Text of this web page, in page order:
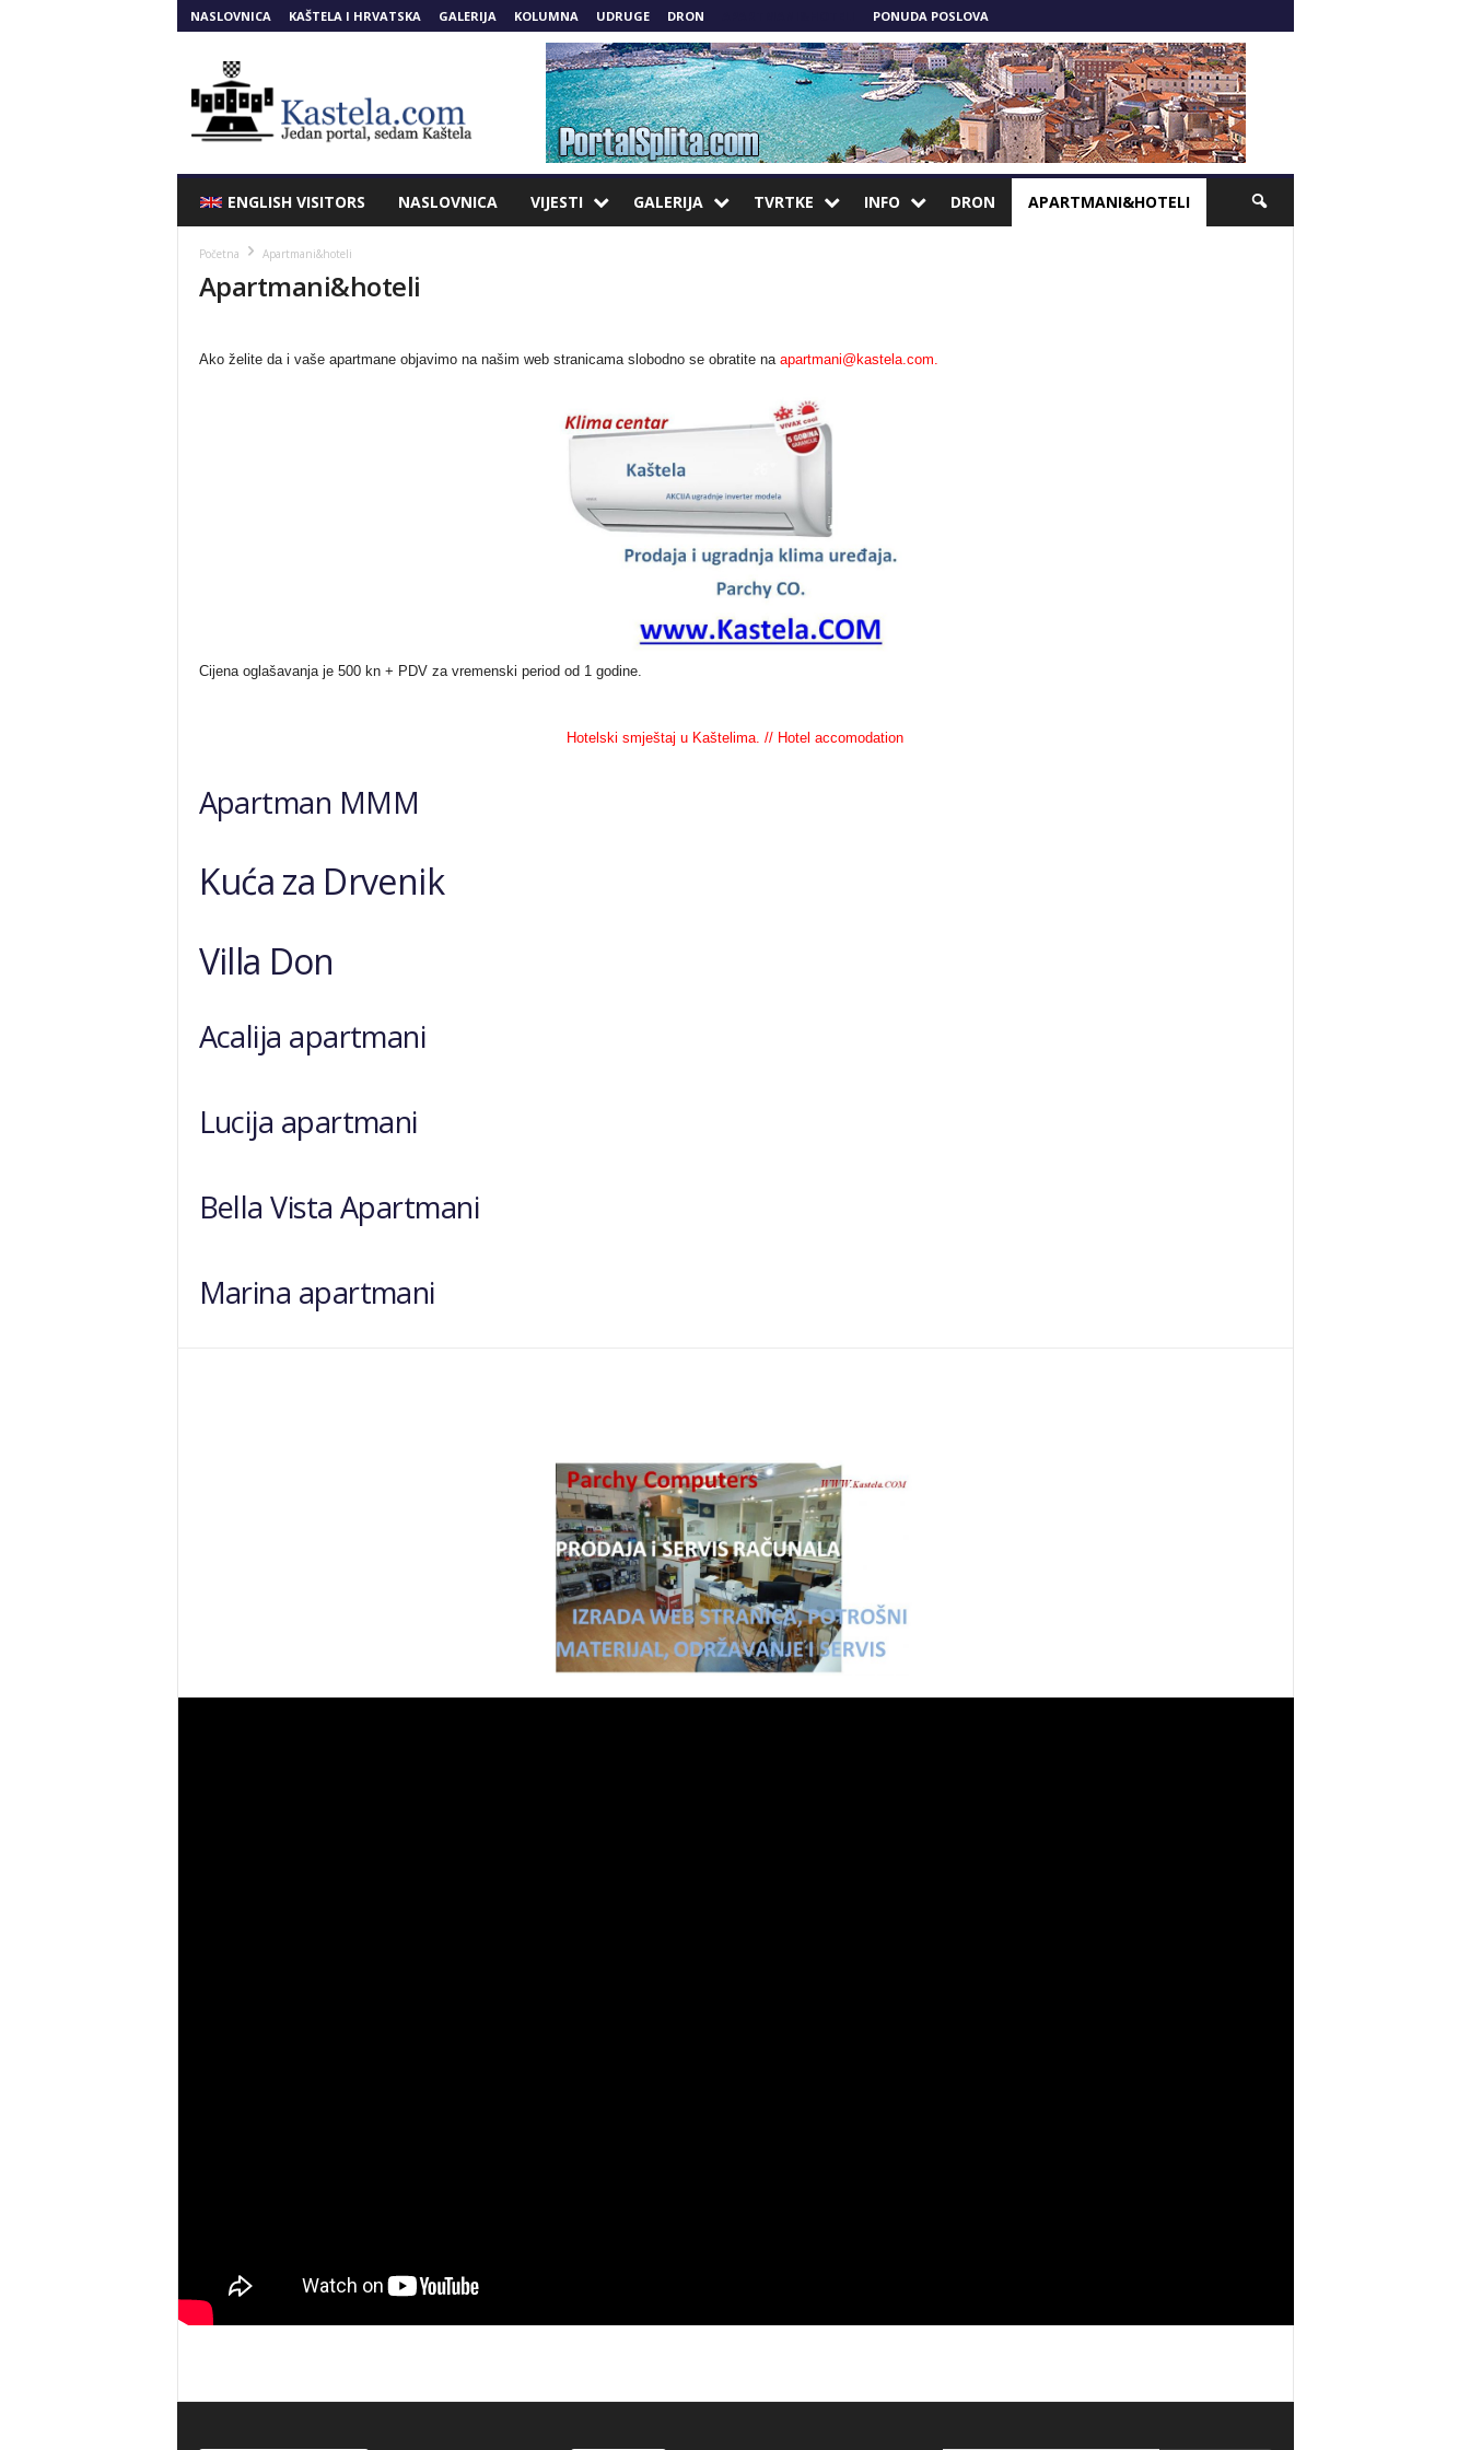
NASLOVNICA KAŠTELA I HRVATSKA GALERIJA KOLUMNA UDRUGE DRON PONUDA POSLOVA
ENGLISH VISITORS NASLOVNICA VIJESTI GALERIJA TVRTKE INFO DRON APARTMANI&HOTELI
Početna Apartmani&hoteli
Apartmani&hoteli
Ako želite da i vaše apartmane objavimo na našim web stranicama slobodno se obratite na apartmani@kastela.com.
Cijena oglašavanja je 500 kn + PDV za vremenski period od 1 godine.
Hotelski smještaj u Kaštelima. // Hotel accomodation
Apartman MMM
Kuća za Drvenik
Villa Don
Acalija apartmani
Lucija apartmani
Bella Vista Apartmani
Marina apartmani